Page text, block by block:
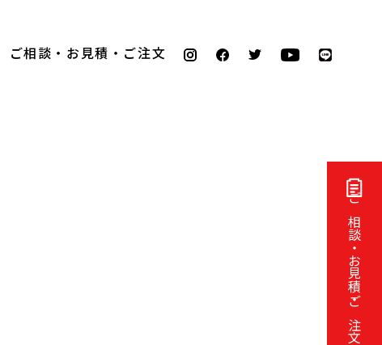
ご相談・お見積・ご注文
ご相談・お見積・ご注文